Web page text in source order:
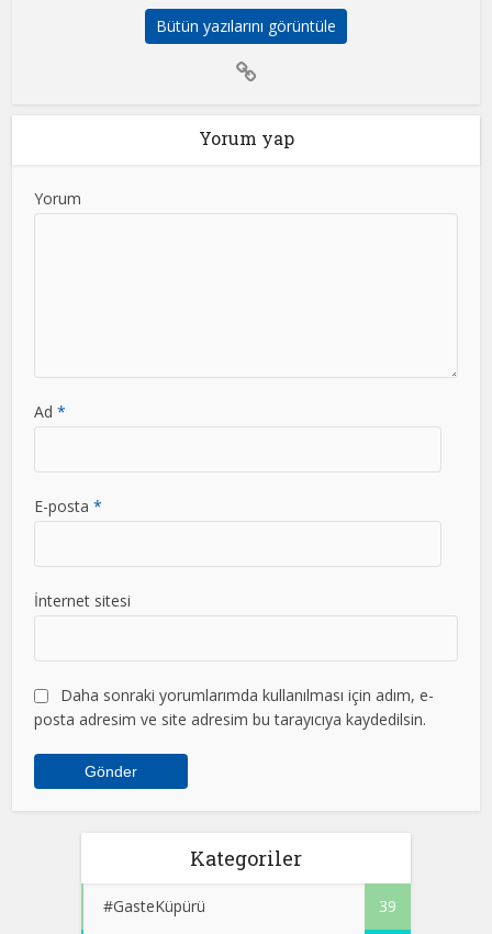
Bütün yazılarını görüntüle
Yorum yap
Yorum
Ad*
E-posta*
İnternet sitesi
Daha sonraki yorumlarımda kullanılması için adım, e-
posta adresim ve site adresim bu tarayıcıya kaydedilsin.
Kategoriler
#GasteKüpürü 39